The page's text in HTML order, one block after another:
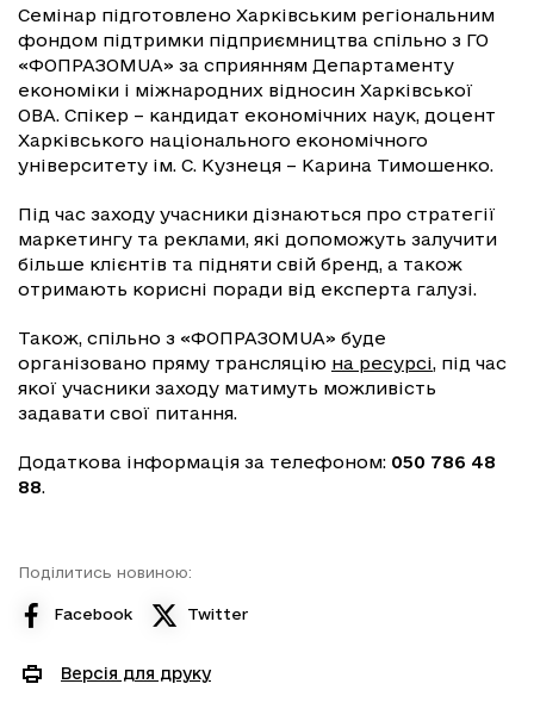
Семінар підготовлено Харківським регіональним
фондом підтримки підприємництва спільно з ГО
«ФОПРАЗОМUA» за сприянням Департаменту
економіки і міжнародних відносин Харківської
ОВА. Спікер – кандидат економічних наук, доцент
Харківського національного економічного
університету ім. С. Кузнеця – Карина Тимошенко.
Під час заходу учасники дізнаються про стратегії
маркетингу та реклами, які допоможуть залучити
більше клієнтів та підняти свій бренд, а також
отримають корисні поради від експерта галузі.
Також, спільно з «ФОПРАЗОМUA» буде
організовано пряму трансляцію на ресурсі, під час
якої учасники заходу матимуть можливість
задавати свої питання.
Додаткова інформація за телефоном: 050 786 48
88.
Поділитись новиною:
Facebook Twitter
Версія для друку